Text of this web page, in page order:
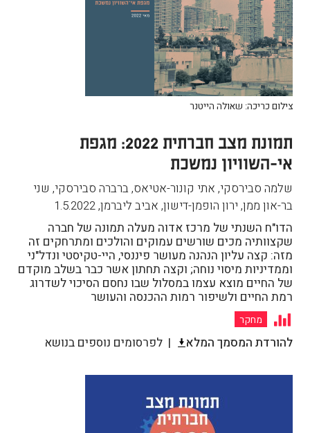
צילום כריכה: שאולה הייטנר
תמונת מצב חברתית 2022: מגפת
אי-השוויון נמשכת
שלמה סבירסקי, אתי קונור-אטיאס, ברברה סבירסקי, שני
בר-און ממן, ירון הופמן-דישון, אביב ליברמן,
1.5.2022
הדו"ח השנתי של מרכז אדוה מעלה תמונה של חברה
שקצוותיה מכים שורשים עמוקים והולכים ומתרחקים זה
מזה: קצה עליון הנהנה מעושר פיננסי, היי-טקיסטי ונדל"ני
וממדיניות מיסוי נוחה; וקצה תחתון אשר כבר בשלב מוקדם
של החיים מוצא עצמו במסלול שבו נחסם הסיכוי לשדרוג
רמת החיים ולשיפור רמות ההכנסה והעושר
מחקר
להורדת המסמך המלא לפרסומים נוספים בנושא